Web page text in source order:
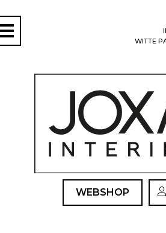
WITTE
WEBSHOP